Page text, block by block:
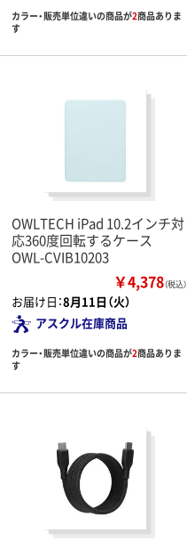
カラー・販売単位違いの商品が2商品ありま
す
OWLTECH iPad 10.2インチ対
応360度回転するケース
OWL-CVIB10203
￥4,378（税込）
お届け日：8月11日（火）
アスクル在庫商品
カラー・販売単位違いの商品が2商品ありま
す